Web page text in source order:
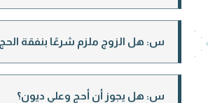
س: هل الزوج ملزم شرعًا بنفقة
س: هل يجوز أن أحج وعلي ديون؟